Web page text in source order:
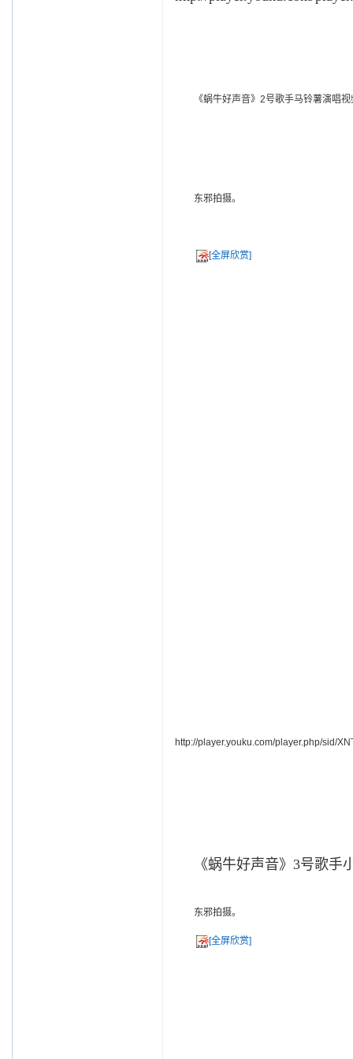
《蜗牛好声音》2号歌手马铃薯演唱视
东邪拍摄。
[全屏欣赏]
http://player.youku.com/player.php/sid/
《蜗牛好声音》3号歌手
东邪拍摄。
[全屏欣赏]